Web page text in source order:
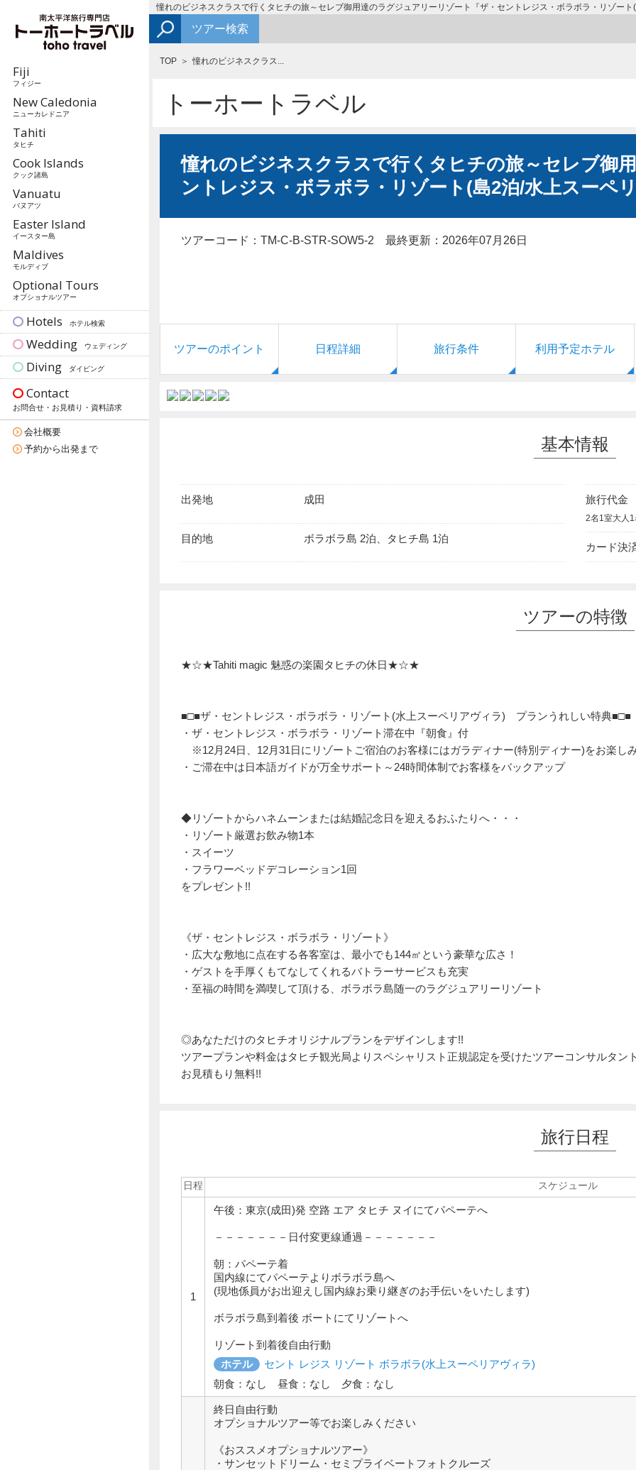
Fiji
フィジー
New Caledonia
ニューカレドニア
Tahiti
タヒチ
Cook Islands
クック諸島
Vanuatu
バヌアツ
Easter Island
イースター島
Maldives
モルディブ
Optional Tours
オプショナルツアー
Hotels ホテル検索
Wedding ウェディング
Diving ダイビング
Contact
お問合せ・お見積り・資料請求
会社概要
予約から出発まで
憧れのビジネスクラスで行くタヒチの旅～セレブ御用達のラグジュアリーリゾート『ザ・セントレジス・ボラボラ・リゾー
ツアー検索
TOP 憧れのビジネスクラス...
トーホートラベル
憧れのビジネスクラスで行くタヒチの旅～セレブ御
ントレジス・ボラボラ・リゾート(島2泊/水上スーペ
ツアーコード：TM-C-B-STR-SOW5-2 最終更新：2026年07月26日
ツアーのポイント 日程詳細 旅行条件 利用予定ホテル
基本情報
出発地 成田
目的地 ボラボラ島 2泊、タヒチ島 1泊
旅行代金
2名1室大人1
カード決
ツアーの特徴
★☆★Tahiti magic 魅惑の楽園タヒチの休日★☆★
■□■ザ・セントレジス・ボラボラ・リゾート(水上スーペリアヴィラ) プランうれしい特典■□■
・ザ・セントレジス・ボラボラ・リゾート滞在中『朝食』付
※12月24日、12月31日にリゾートご宿泊のお客様にはガラディナー(特別ディナー)をお楽し
・ご滞在中は日本語ガイドが万全サポート～24時間体制でお客様をバックアップ
◆リゾートからハネムーンまたは結婚記念日を迎えるおふたりへ・・・
・リゾート厳選お飲み物1本
・スイーツ
・フラワーベッドデコレーション1回
をプレゼント!!
《ザ・セントレジス・ボラボラ・リゾート》
・広大な敷地に点在する各客室は、最小でも144㎡という豪華な広さ！
・ゲストを手厚くもてなしてくれるバトラーサービスも充実
・至福の時間を満喫して頂ける、ボラボラ島随一のラグジュアリーリゾート
◎あなただけのタヒチオリジナルプランをデザインします!!
ツアープランや料金はタヒチ観光局よりスペシャリスト正規認定を受けたツアーコンサルタン
お見積もり無料!!
旅行日程
日程 スケジュール
1
午後：東京(成田)発 空路 エア タヒチ ヌイにてパペーテへ
－－－－－－－日付変更線通過－－－－－－－
朝：パペーテ着
国内線にてパペーテよりボラボラ島へ
(現地係員がお出迎えし国内線お乗り継ぎのお手伝いをいたします)
ボラボラ島到着後 ボートにてリゾートへ
リゾート到着後自由行動
ホテル
セント レジス リゾート ボラボラ(水上スーペリアヴィラ)
朝食：なし 昼食：なし 夕食：なし
終日自由行動
オプショナルツアー等でお楽しみください
《おススメオプショナルツアー》
・サンセットドリーム・セミプライベートフォトクルーズ